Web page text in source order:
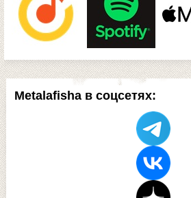
Metalafisha в соцсетях: